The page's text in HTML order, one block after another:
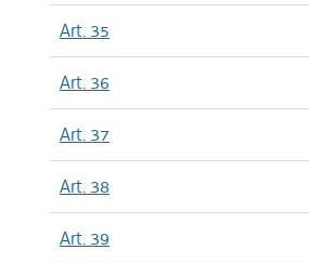
Art. 35
Art. 36
Art. 37
Art. 38
Art. 39